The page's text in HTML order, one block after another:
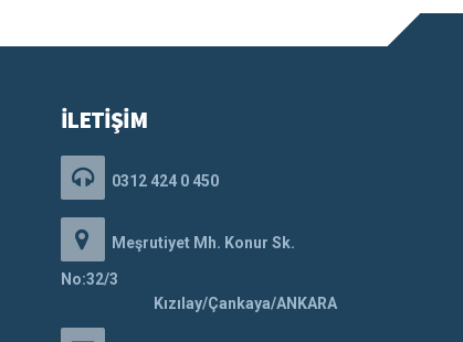
İLETİŞİM
0312 424 0 450
Meşrutiyet Mh. Konur Sk.
No:32/3
Kızılay/Çankaya/ANKARA